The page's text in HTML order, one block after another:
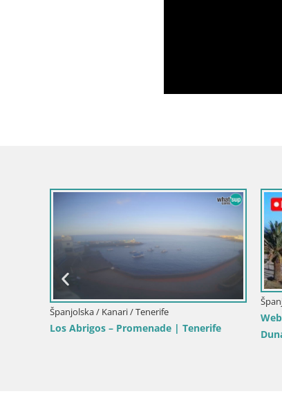
Galgas –
U živo Playa del Ingles web kamera
Maspalomas – Cafe Mozart